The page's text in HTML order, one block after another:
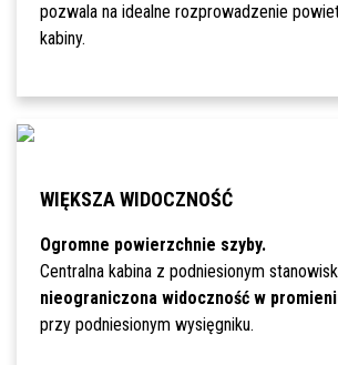
pozwala na idealne rozprowadzenie
kabiny.
WIĘKSZA WIDOCZNOŚĆ
Ogromne powierzchnie szyby.
Centralna kabina z podniesionym
nieograniczona widoczność w
przy podniesionym wysięgniku.